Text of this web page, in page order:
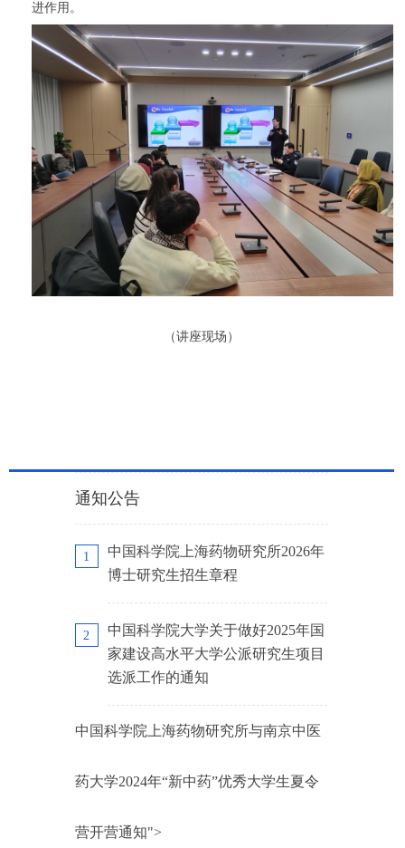
进作用。
（讲座现场）
通知公告
1
中国科学院上海药物研究所2026年
博士研究生招生章程
2
中国科学院大学关于做好2025年国
家建设高水平大学公派研究生项目
选派工作的通知
中国科学院上海药物研究所与南京中医
药大学2024年“新中药”优秀大学生夏令
营开营通知">